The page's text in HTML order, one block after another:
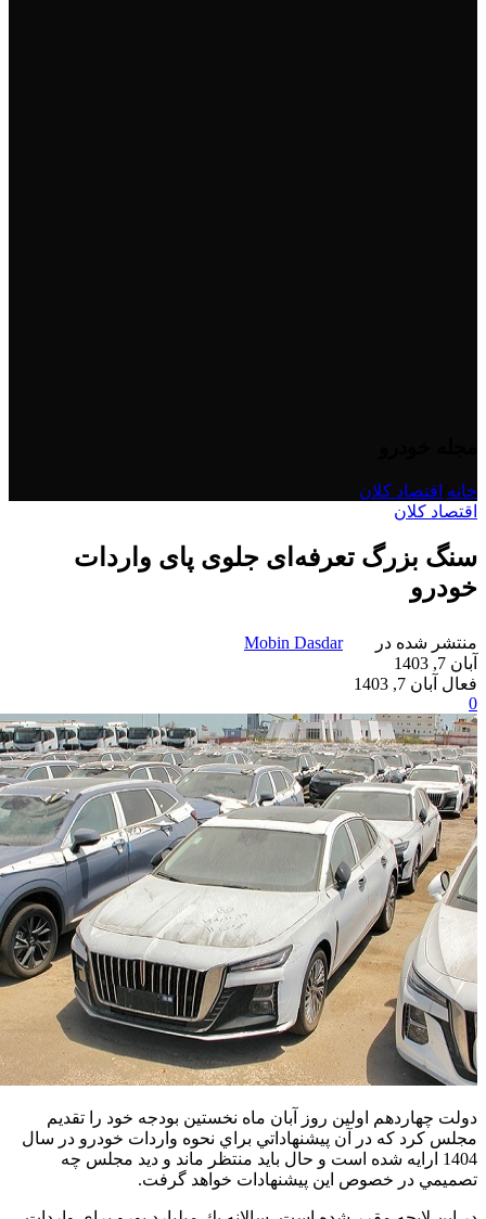
خانه اقتصاد کلان
اقتصاد کلان
سنگ بزرگ تعرفه‌ای جلوی پای واردات
خودرو
منتشر شده در
Mobin Dasdar
آبان 7, 1403
فعال آبان 7, 1403
0
دولت چهاردهم اولين روز آبان ماه نخستين بودجه خود را تقديم
مجلس كرد كه در آن پيشنهاداتي براي نحوه واردات خودرو در سال
1404 ارايه شده است و حال بايد منتظر ماند و ديد مجلس چه
تصميمي در خصوص اين پيشنهادات خواهد گرفت.